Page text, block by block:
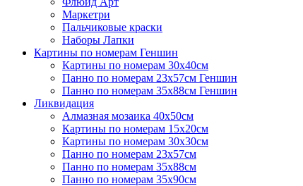
Маркетри
Пальчиковые краски
Наборы Лапки
Картины по номерам Геншин
Картины по номерам 30х40см
Панно по номерам 23х57см Геншин
Панно по номерам 35х88см Геншин
Ликвидация
Алмазная мозаика 40х50см
Картины по номерам 15х20см
Картины по номерам 30х30см
Панно по номерам 23х57см
Панно по номерам 35х88см
Панно по номерам 35х90см